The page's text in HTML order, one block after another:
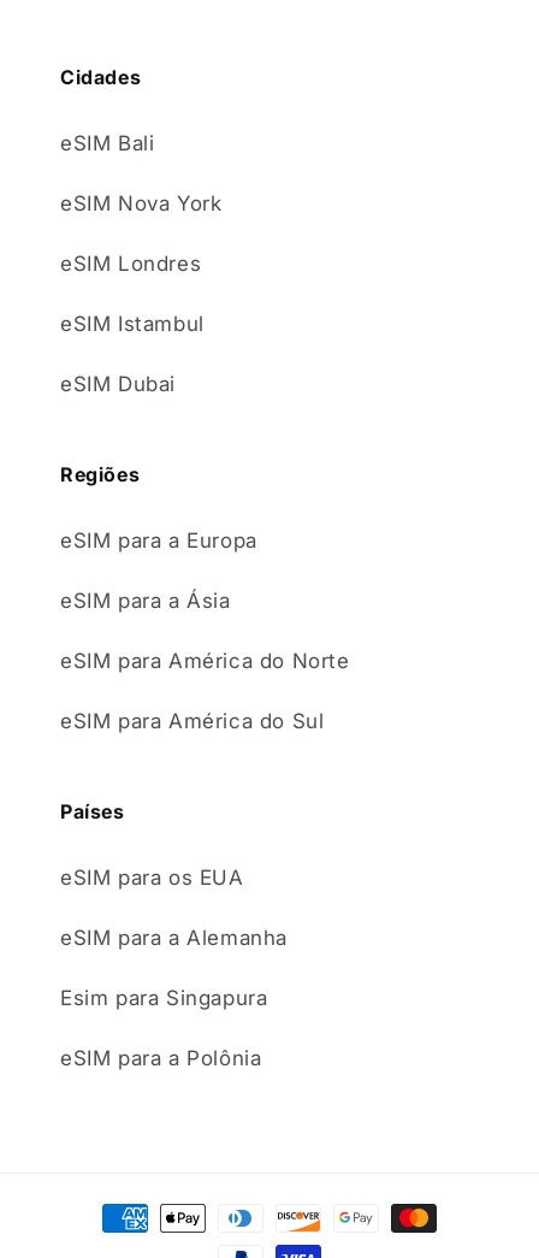
Cidades
eSIM Bali
eSIM Nova York
eSIM Londres
eSIM Istambul
eSIM Dubai
Regiões
eSIM para a Europa
eSIM para a Ásia
eSIM para América do Norte
eSIM para América do Sul
Países
eSIM para os EUA
eSIM para a Alemanha
Esim para Singapura
eSIM para a Polônia
Formas
de